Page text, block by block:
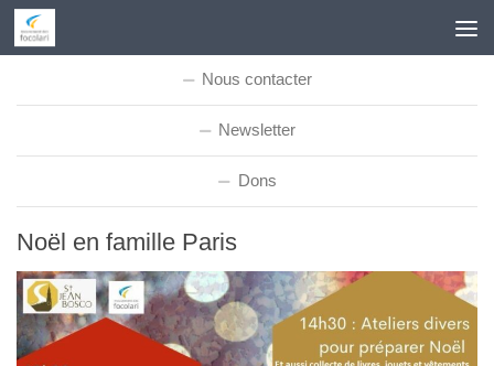
Skip to content
Nous contacter
Newsletter
Dons
Noël en famille Paris